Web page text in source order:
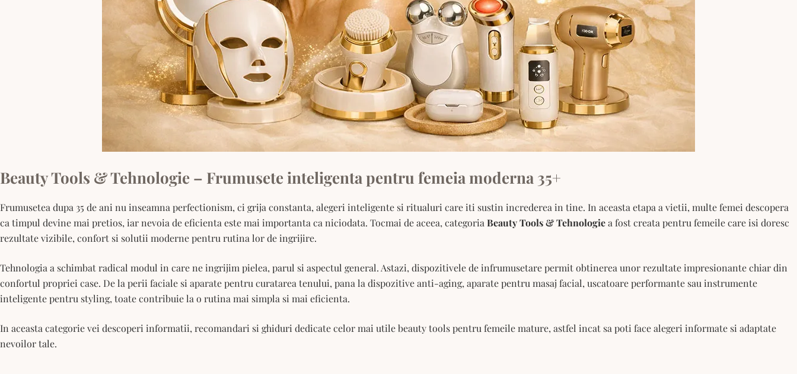
Beauty Tools & Tehnologie – Frumusete inteligenta pentru femeia moderna 35+
Frumusetea dupa 35 de ani nu inseamna perfectionism, ci grija constanta, alegeri inteligente si ritualuri care iti sustin increderea in tine. In aceasta etapa a vietii, multe femei descopera
ca timpul devine mai pretios, iar nevoia de eficienta este mai importanta ca niciodata. Tocmai de aceea, categoria Beauty Tools & Tehnologiea fost creata pentru femeile care isi doresc
rezultate vizibile, confort si solutii moderne pentru rutina lor de ingrijire.
Tehnologia a schimbat radical modul in care ne ingrijim pielea, parul si aspectul general. Astazi, dispozitivele de infrumusetare permit obtinerea unor rezultate impresionante chiar din
confortul propriei case. De la perii faciale si aparate pentru curatarea tenului, pana la dispozitive anti-aging, aparate pentru masaj facial, uscatoare performante sau instrumente
inteligente pentru styling, toate contribuie la o rutina mai simpla si mai eficienta.
In aceasta categorie vei descoperi informatii, recomandari si ghiduri dedicate celor mai utile beauty tools pentru femeile mature, astfel incat sa poti face alegeri informate si adaptate
nevoilor tale.